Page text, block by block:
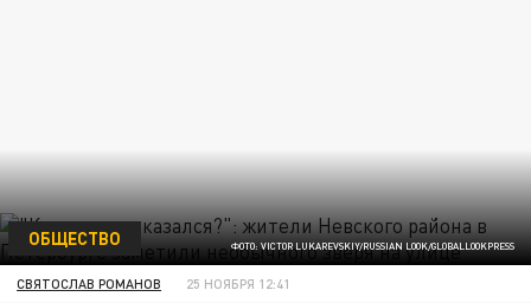
ФОТО: VICTOR LUKAREVSKIY/RUSSIAN LOOK/GLOBALLOOKPRESS
ОБЩЕСТВО
СВЯТОСЛАВ РОМАНОВ 25 НОЯБРЯ 12:41